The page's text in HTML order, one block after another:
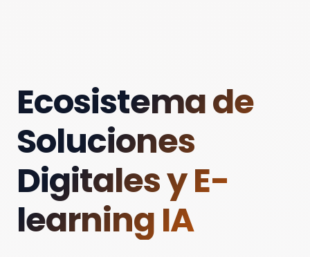
Ecosistema de
Soluciones
Digitales y E-
learning IA